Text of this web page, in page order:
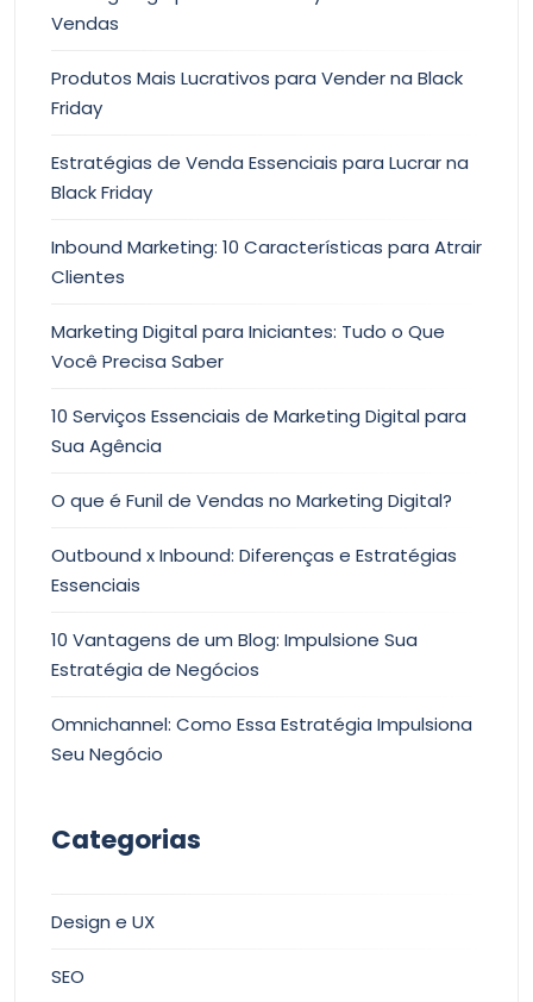
Vendas
Produtos Mais Lucrativos para Vender na Black
Friday
Estratégias de Venda Essenciais para Lucrar na
Black Friday
Inbound Marketing: 10 Características para Atrair
Clientes
Marketing Digital para Iniciantes: Tudo o Que
Você Precisa Saber
10 Serviços Essenciais de Marketing Digital para
Sua Agência
O que é Funil de Vendas no Marketing Digital?
Outbound x Inbound: Diferenças e Estratégias
Essenciais
10 Vantagens de um Blog: Impulsione Sua
Estratégia de Negócios
Omnichannel: Como Essa Estratégia Impulsiona
Seu Negócio
Categorias
Design e UX
SEO